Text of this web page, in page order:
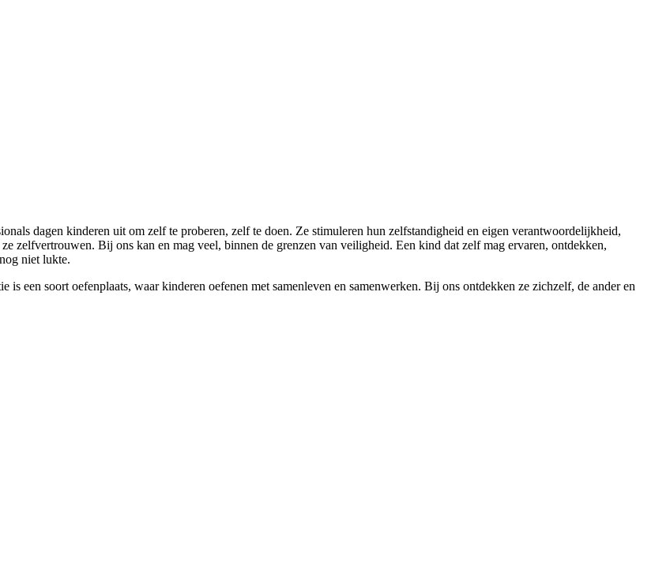
dagen kinderen uit om zelf te proberen, zelf te doen. Ze stimuleren hun zelfstandigheid en eigen verantwoordelijkheid,
zelfvertrouwen. Bij ons kan en mag veel, binnen de grenzen van veiligheid. Een kind dat zelf mag ervaren, ontdekken,
niet lukte.
een soort oefenplaats, waar kinderen oefenen met samenleven en samenwerken. Bij ons ontdekken ze zichzelf, de ander en